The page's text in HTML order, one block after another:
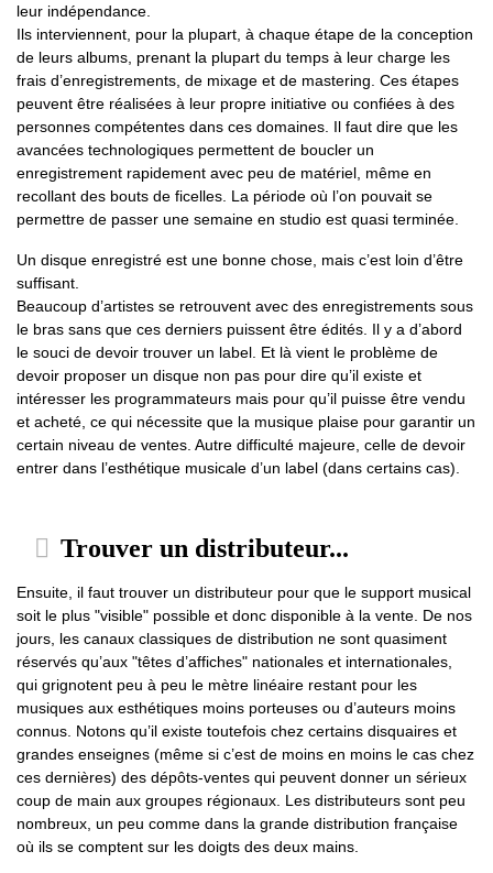
leur indépendance.
Ils interviennent, pour la plupart, à chaque étape de la conception
de leurs albums, prenant la plupart du temps à leur charge les
frais d’enregistrements, de mixage et de mastering. Ces étapes
peuvent être réalisées à leur propre initiative ou confiées à des
personnes compétentes dans ces domaines. Il faut dire que les
avancées technologiques permettent de boucler un
enregistrement rapidement avec peu de matériel, même en
recollant des bouts de ficelles. La période où l’on pouvait se
permettre de passer une semaine en studio est quasi terminée.
Un disque enregistré est une bonne chose, mais c’est loin d’être
suffisant.
Beaucoup d’artistes se retrouvent avec des enregistrements sous
le bras sans que ces derniers puissent être édités. Il y a d’abord
le souci de devoir trouver un label. Et là vient le problème de
devoir proposer un disque non pas pour dire qu’il existe et
intéresser les programmateurs mais pour qu’il puisse être vendu
et acheté, ce qui nécessite que la musique plaise pour garantir un
certain niveau de ventes. Autre difficulté majeure, celle de devoir
entrer dans l’esthétique musicale d’un label (dans certains cas).
Trouver un distributeur...
Ensuite, il faut trouver un distributeur pour que le support musical
soit le plus "visible" possible et donc disponible à la vente. De nos
jours, les canaux classiques de distribution ne sont quasiment
réservés qu’aux "têtes d’affiches" nationales et internationales,
qui grignotent peu à peu le mètre linéaire restant pour les
musiques aux esthétiques moins porteuses ou d’auteurs moins
connus. Notons qu’il existe toutefois chez certains disquaires et
grandes enseignes (même si c’est de moins en moins le cas chez
ces dernières) des dépôts-ventes qui peuvent donner un sérieux
coup de main aux groupes régionaux. Les distributeurs sont peu
nombreux, un peu comme dans la grande distribution française
où ils se comptent sur les doigts des deux mains.